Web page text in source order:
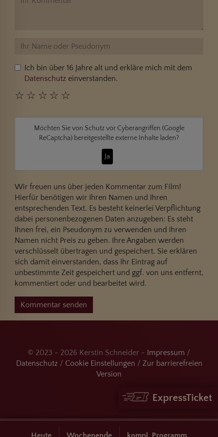
ExpressTicket
Ich bin über 16 Jahre alt und erkläre mich mit dem
Datenschutz einverstanden.
☆
☆
☆
☆
☆
Möchten Sie von Schutz vor Cyberangriffen (Google
ReCaptcha) bereitgestellte externe Inhalte laden?
Ja
Wir freuen uns über jeden Kommentar zum Film!
Hierfür benötigen wir Ihren Namen und Ihren
entsprechenden Text. Es besteht keinerlei Verpflichtung
dabei personenbezogenen Daten anzugeben: Es steht
Ihnen frei, ein Pseudonym zu verwenden und Ihren
Namen nicht Preis zu geben. Ihre Angaben werden
verschlüsselt übertragen und gespeichert. Sie erklären
sich damit einverstanden, dass Ihr Eintrag auf
unbestimmte Zeit gespeichert und ggf. von uns entfernt,
kommentiert oder und bearbeitet wird.
Kommentar senden
© 2023 - 2026 Kerstin Schneider - Impressum /
Datenschutz / Cookie Einstellungen / Zur barrierefreien
Version